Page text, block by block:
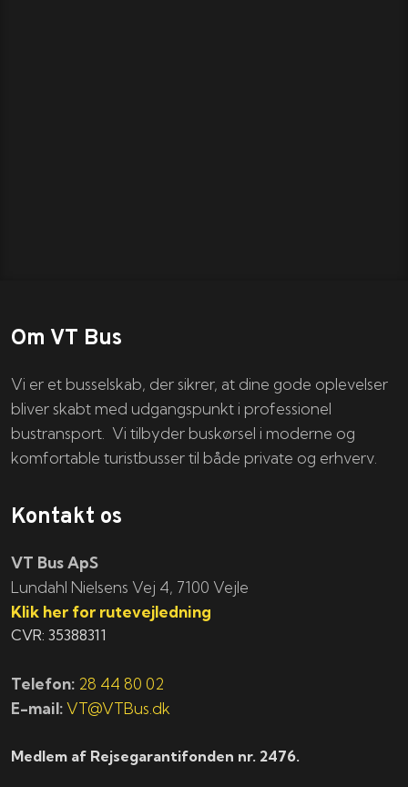
Om VT Bus
Vi er et busselskab, der sikrer, at dine gode oplevelser
bliver skabt med udgangspunkt i professionel
bustransport. Vi tilbyder buskørsel i moderne og
komfortable turistbusser til både private og erhverv.
Kontakt os
VT Bus ApS
​​​Lundahl Nielsens Vej 4, 7100 Vejle
Klik her for rutevejledning
CVR: 35388311
Telefon: 28 44 80 02
E-mail: VT@VTBus.dk
Medlem af Rejsegarantifonden nr. 2476.